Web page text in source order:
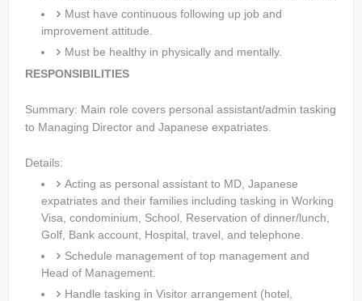
Must have continuous following up job and
improvement attitude.
Must be healthy in physically and mentally.
RESPONSIBILITIES
Summary: Main role covers personal assistant/admin tasking
to Managing Director and Japanese expatriates.
Details:
Acting as personal assistant to MD, Japanese
expatriates and their families including tasking in Working
Visa, condominium, School, Reservation of dinner/lunch,
Golf, Bank account, Hospital, travel, and telephone.
Schedule management of top management and
Head of Management.
Handle tasking in Visitor arrangement (hotel,